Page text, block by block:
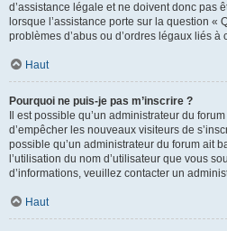
d’assistance légale et ne doivent donc pas
lorsque l’assistance porte sur la question «
problèmes d’abus ou d’ordres légaux liés à
Haut
Pourquoi ne puis-je pas m’inscrire ?
Il est possible qu’un administrateur du
d’empêcher les nouveaux visiteurs de
possible qu’un administrateur du forum ait
l’utilisation du nom d’utilisateur que vous
d’informations, veuillez contacter un
Haut